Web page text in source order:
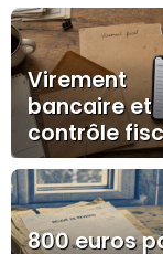
Virement
bancaire et
contrôle
les
libellés et
qui
800 euros